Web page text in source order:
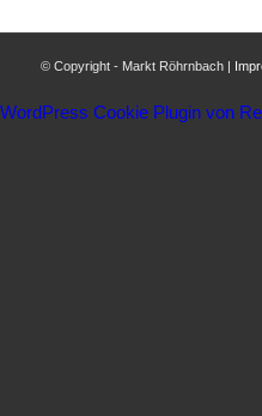
© Copyright - Markt Röhrnbach |
WordPress Cookie Plugin von